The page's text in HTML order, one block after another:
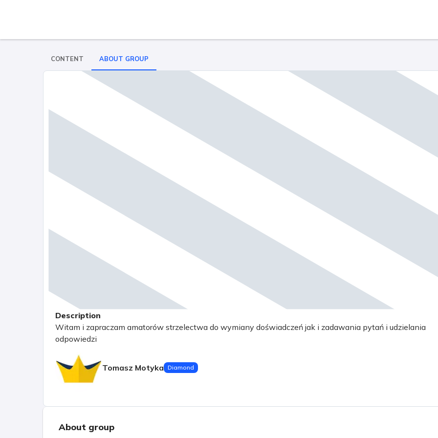
CONTENT ABOUT GROUP
Description
Witam i zapraczam amatorów strzelectwa do wymiany doświadczeń jak i zadawania pytań i udzielania
odpowiedzi
Tomasz Motyka Diamond
About group